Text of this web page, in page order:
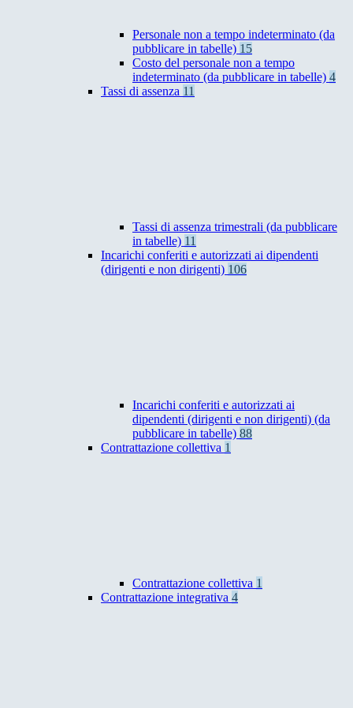
Personale non a tempo indeterminato (da
pubblicare in tabelle) 15
Costo del personale non a tempo
indeterminato (da pubblicare in tabelle) 4
Tassi di assenza 11
Tassi di assenza trimestrali (da pubblicare
in tabelle) 11
Incarichi conferiti e autorizzati ai dipendenti
(dirigenti e non dirigenti) 106
Incarichi conferiti e autorizzati ai
dipendenti (dirigenti e non dirigenti) (da
pubblicare in tabelle) 88
Contrattazione collettiva 1
Contrattazione collettiva 1
Contrattazione integrativa 4